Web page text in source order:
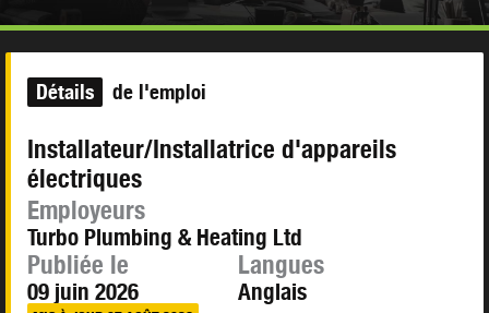
Détails de l'emploi
Installateur/Installatrice d'appareils
électriques
Employeurs
Turbo Plumbing & Heating Ltd
Publiée le
09 juin 2026
Langues
Anglais